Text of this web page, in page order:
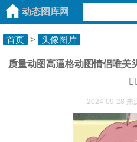
动态图库网
首页 > 头像图片
质量动图高逼格动图情侣唯美
2024-09-28 来